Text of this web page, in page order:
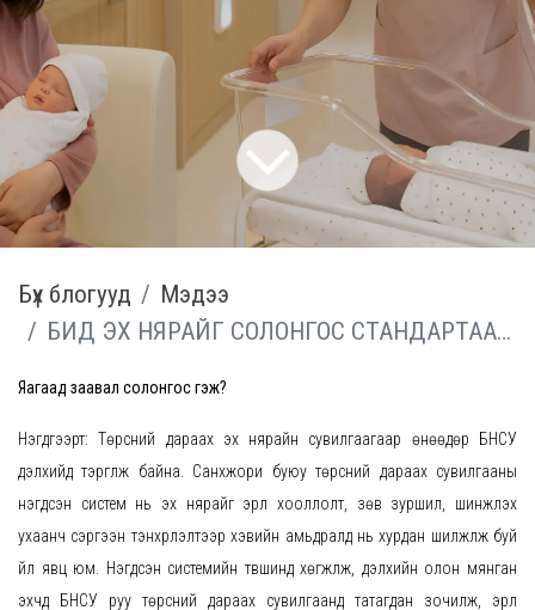
Бүх блогууд
Мэдээ
БИД ЭХ НЯРАЙГ СОЛОНГОС СТАНДАРТААР СУВИЛДАГ
Яагаад заавал солонгос гэж?
Нэгдүгээрт: Төрсний дараах эх нярайн сувилгаагаар өнөөдөр БНСУ
дэлхийд тэргүүлж байна. Санхүжори буюу төрсний дараах сувилгааны
нэгдсэн систем нь эх нярайг эрүүл хооллолт, зөв зуршил, шинжлэх
ухаанч сэргээн тэнхрүүлэлтээр хэвийн амьдралд нь хурдан шилжүүлж буй
үйл явц юм. Нэгдсэн системийн түвшинд хөгжүүлж, дэлхийн олон мянган
эхчүүд БНСУ руу төрсний дараах сувилгаанд татагдан зочилж, эрүүл